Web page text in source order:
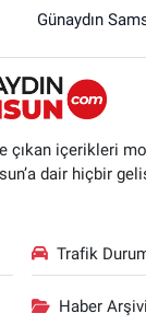
Günaydın
içerikleri
dair hiçbir
Trafik
Haber Arşivi